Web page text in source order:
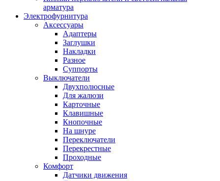
арматура
Электрофурнитура
Аксессуары
Адаптеры
Заглушки
Накладки
Разное
Суппорты
Выключатели
Двухполюсные
Для жалюзи
Карточные
Клавишные
Кнопочные
На шнуре
Переключатели
Перекрестные
Проходные
Комфорт
Датчики движения